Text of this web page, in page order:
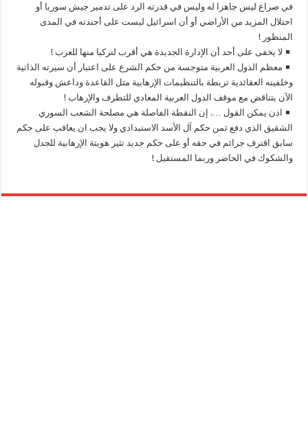
في صراع ليس جاهزا له وليس في قدرته الرد على تدمير جيش سوريا أو
احتلال المزيد من الأراضي أو أن اسرائيل ليست على أجندته في المدى
المنظور !
لا يخفى على أحد أن الإدارة الجديدة هي أقرب لتركيا منها للعرب !
معظم الدول العربية متوجسة من حكم الشرع على اعتبار أن سيرته الذاتية
وخلفيته العقائدية تربطة بالتنظيمات الإرهابية مثل القاعدة وداعش وقبوله
الآن يتناقض مع موقف الدول العربية المعادي للتطرف والإرهاب !
اذن يمكن القول …. إن النقطة الفاصلة هي مصلحة الشعب السوري
الشقيق الذي دفع ثمن حكم آل الأسد الاستبدادي ولا يجب ان يعاقب على حكم
سابق اقترف جرائم في حقه أو على حكم جديد تثير هويتة الإرهابية للجدل
والشكوك في الحاضر وربما المستقبل !